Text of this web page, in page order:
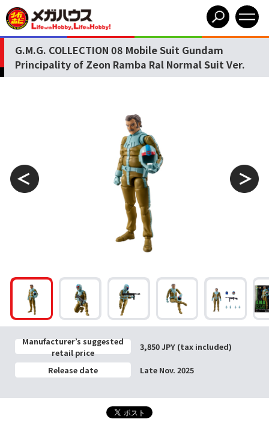
G.M.G. COLLECTION 08 Mobile Suit Gundam
Principality of Zeon Ramba Ral Normal Suit Ver.
Manufacturer’s suggested
retail price
3,850 JPY (tax included)
Release date Late Nov. 2025